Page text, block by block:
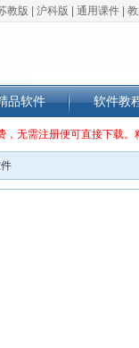
教版 沪科版 通用课件
品软件 软件教
无需注册便可直接下载